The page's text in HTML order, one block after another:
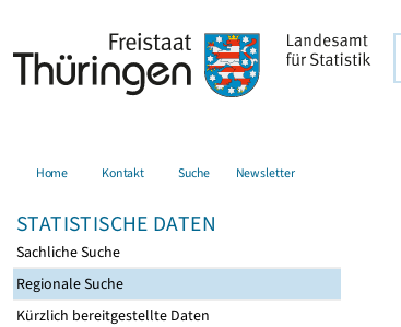
Home Kontakt Suche Newsletter
STATISTISCHE DATEN
Sachliche Suche
Regionale Suche
Kürzlich bereitgestellte Daten